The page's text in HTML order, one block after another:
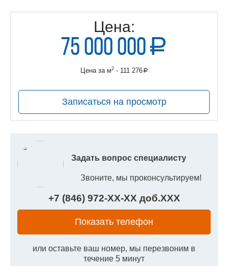
Цена:
75 000 000 a
руб.
Цена за м2- 111 276a
Записаться на просмотр
Задать вопрос специалисту
Звоните, мы проконсультируем!
+7 (846) 972-XX-XX доб.XXX
Показать телефон
или оставьте ваш номер, мы перезвоним в
течение 5 минут